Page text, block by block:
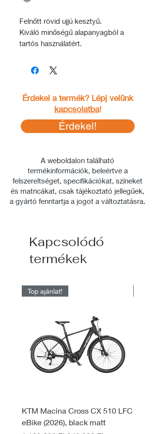
Felnőtt rövid ujjú kesztyű.
Kiváló minőségű alapanyagból a
tartós használatért.
Rugalmas lycra felsőrész.
Szivacsos párnázat a tenyérrészen
Izzadtságtörlő rész a hüvelykujjnál.
Lehúzást könnyítő pántok.
Érdekel a termék? Lépj velünk
kapcsolatba!
Érdekel!
A weboldalon található
termékinformációk, beleértve a
felszereltséget, specifikációkat, színeket
és matricákat, csak tájékoztató jellegűek,
a gyártó fenntartja a jogot a változtatásra.
Kapcsolódó
termékek
Top ajánlat!
KTM Macina Cross CX 510 LFC
eBike (2026), black matt